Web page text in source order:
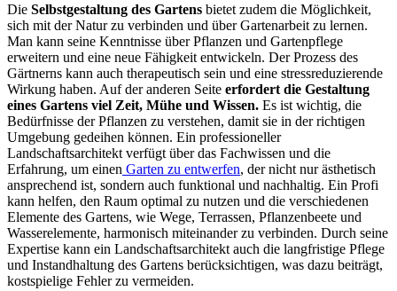
Die Selbstgestaltung des Gartens bietet zudem die Möglichkeit,
sich mit der Natur zu verbinden und über Gartenarbeit zu lernen.
Man kann seine Kenntnisse über Pflanzen und Gartenpflege
erweitern und eine neue Fähigkeit entwickeln. Der Prozess des
Gärtnerns kann auch therapeutisch sein und eine stressreduzierende
Wirkung haben. Auf der anderen Seite erfordert die Gestaltung
eines Gartens viel Zeit, Mühe und Wissen. Es ist wichtig, die
Bedürfnisse der Pflanzen zu verstehen, damit sie in der richtigen
Umgebung gedeihen können. Ein professioneller
Landschaftsarchitekt verfügt über das Fachwissen und die
Erfahrung, um einen Garten zu entwerfen, der nicht nur ästhetisch
ansprechend ist, sondern auch funktional und nachhaltig. Ein Profi
kann helfen, den Raum optimal zu nutzen und die verschiedenen
Elemente des Gartens, wie Wege, Terrassen, Pflanzenbeete und
Wasserelemente, harmonisch miteinander zu verbinden. Durch seine
Expertise kann ein Landschaftsarchitekt auch die langfristige Pflege
und Instandhaltung des Gartens berücksichtigen, was dazu beiträgt,
kostspielige Fehler zu vermeiden.